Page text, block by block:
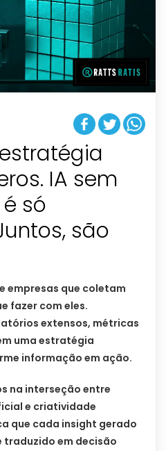
IA sem
só
são
empresas que coletam
fazer com eles.
extensos, métricas
uma estratégia
informação em ação.
na interseção entre
e criatividade
que cada insight gerado
traduzido em decisão